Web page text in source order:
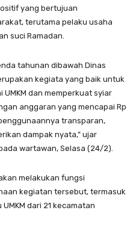
yang bertujuan
terutama pelaku usaha
suci Ramadan.
tahunan dibawah Dinas
kegiata yang baik untuk
dan memperkuat syiar
anggaran yang mencapai Rp
transparan,
dampak nyata,” ujar
wartawan, Selasa (24/2).
melakukan fungsi
kegiatan tersebut, termasuk
dari 21 kecamatan